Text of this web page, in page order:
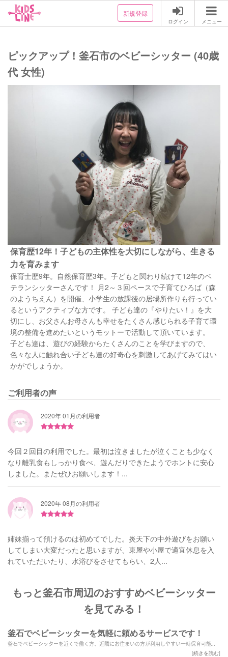
新規登録
ログイン メニュー
ピックアップ！釜石市のベビーシッター (40歳
代 女性)
保育歴12年！子どもの主体性を大切にしながら、生きる
力を育みます
保育士歴9年。自然保育歴3年。子どもと関わり続けて12年のベ
テランシッターさんです！ 月2～３回ペースで子育てひろば（森
のようちえん）を開催、小学生の放課後の居場所作りも行ってい
るというアクティブな方です。 子ども達の『やりたい！』を大
切にし、お父さんお母さんも幸せをたくさん感じられる子育て環
境の整備を進めたいというモットーで活動して頂いています。
子ども達は、遊びの経験からたくさんのことを学びますので、
色々な人に触れ合い子ども達の好奇心を刺激してあげてみてはい
かがでしょうか。
ご利用者の声
2020年 01月の利用者
今回２回目の利用でした。最初は泣きましたが泣くことも少なく
なり離乳食もしっかり食べ、遊んだりできたようでホントに安心
しました。またぜひお願いします！...
2020年 08月の利用者
姉妹揃って預けるのは初めてでした。炎天下の中外遊びをお願い
してしまい大変だったと思いますが、東屋や小屋で適宜休息を入
れていただいたり、水浴びをさせてもらい、2人...
もっと釜石市周辺のおすすめベビーシッター
を見てみる！
釜石でベビーシッターを気軽に頼めるサービスです！
釜石でベビーシッターを近くで働く方、近隣にお住まいの方が利用しやすい一時保育可能な
シッターを探せます。当日の予約や緊急時、夜間や深夜早朝などの一時保育も可能です。1時
[続きを読む]